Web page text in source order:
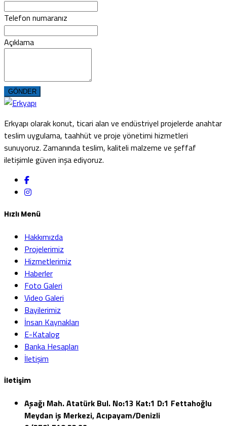
Telefon numaranız
Açıklama
GÖNDER
Erkyapı olarak konut, ticari alan ve endüstriyel projelerde anahtar
teslim uygulama, taahhüt ve proje yönetimi hizmetleri
sunuyoruz. Zamanında teslim, kaliteli malzeme ve şeffaf
iletişimle güven inşa ediyoruz.
Hızlı Menü
Hakkımızda
Projelerimiz
Hizmetlerimiz
Haberler
Foto Galeri
Video Galeri
Bayilerimiz
İnsan Kaynakları
E-Katalog
Banka Hesapları
İletişim
İletişim
Aşağı Mah. Atatürk Bul. No:13 Kat:1 D:1 Fettahoğlu
Meydan iş Merkezi, Acıpayam/Denizli